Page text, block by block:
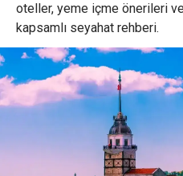
oteller, yeme içme önerileri
kapsamlı seyahat rehberi.